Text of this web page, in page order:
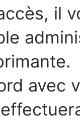
il
avec